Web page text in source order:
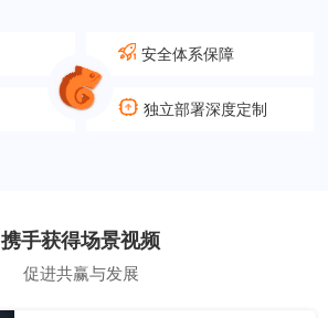
安全体系保障
独立部署深度定制
携手获得场景视频
促进共赢与发展